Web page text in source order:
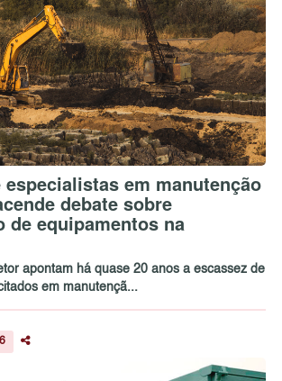
especialistas em manutenção
debate sobre
de equipamentos na
apontam há quase 20 anos a escassez de
em manutençã...